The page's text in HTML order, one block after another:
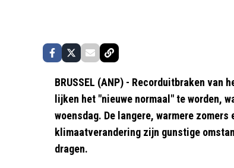
BRUSSEL (ANP) - Recorduitbraken
lijken het "nieuwe normaal" te worden,
woensdag. De langere, warmere
klimaatverandering zijn gunstige
dragen.